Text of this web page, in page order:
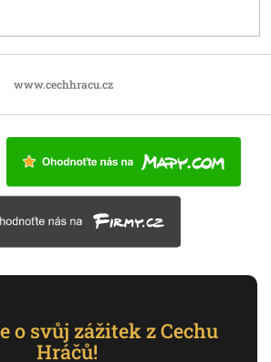
www.cechhracu.cz
o svůj zážitek z Cechu
Hráčů!